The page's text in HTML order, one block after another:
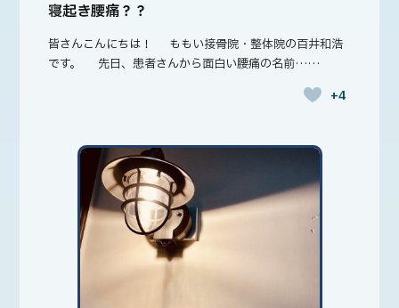
寝起き腰痛？？
皆さんこんにちは！ ももい接骨院・整体院の百井和浩
です。 先日、患者さんから面白い腰痛の名前……
+4